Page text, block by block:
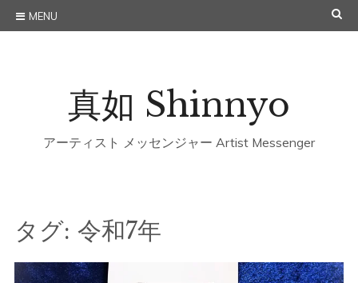
Skip
to
真如 Shinnyo
アーティスト メッセンジャー Artist Messenger
MENU
タグ: 令和7年